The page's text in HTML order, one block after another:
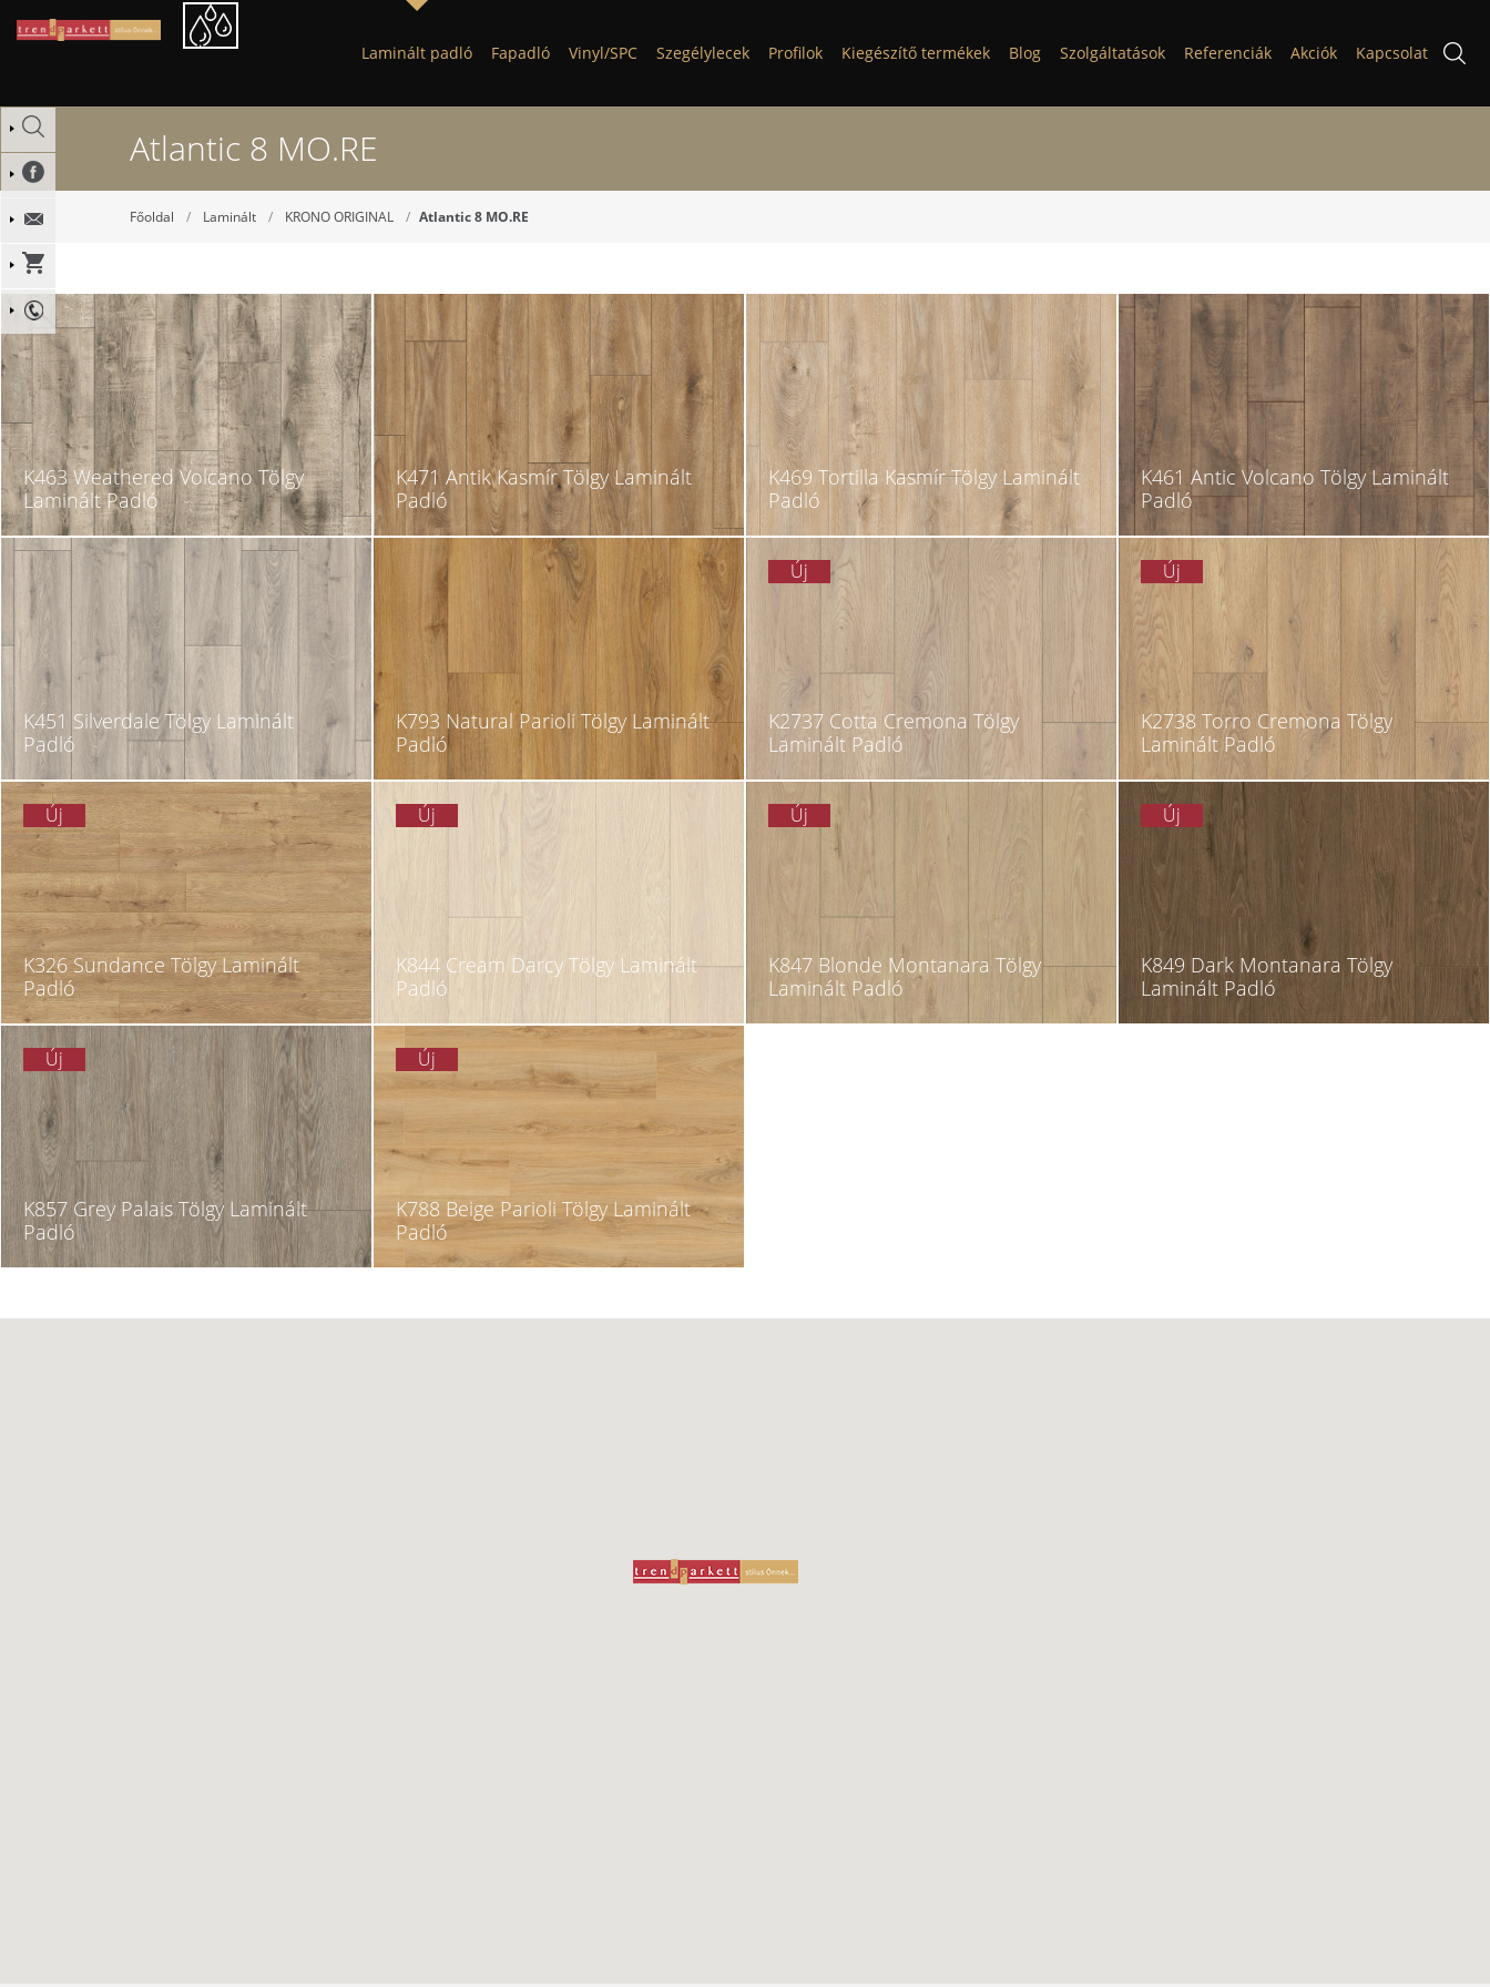
Laminált padló Fapadló Vinyl/SPC Szegélylecek Profilok Kiegészítő termékek Blog Szolgáltatások Referenciák Akciók Kapcsolat
Atlantic 8 MO.RE
Főoldal Laminált KRONO ORIGINAL Atlantic 8 MO.RE
K463 Weathered Volcano Tölgy
Laminált Padló
K471 Antik Kasmír Tölgy Laminált
Padló
K469 Tortilla Kasmír Tölgy Laminált
Padló
K461 Antic Volcano Tölgy Laminált
Padló
K451 Silverdale Tölgy Laminált
Padló
K793 Natural Parioli Tölgy Laminált
Padló
Új
K2737 Cotta Cremona Tölgy
Laminált Padló
Új
K2738 Torro Cremona Tölgy
Laminált Padló
Új
K326 Sundance Tölgy Laminált
Padló
Új
K844 Cream Darcy Tölgy Laminált
Padló
Új
K847 Blonde Montanara Tölgy
Laminált Padló
Új
K849 Dark Montanara Tölgy
Laminált Padló
Új
K857 Grey Palais Tölgy Laminált
Padló
Új
K788 Beige Parioli Tölgy Laminált
Padló